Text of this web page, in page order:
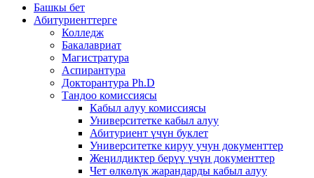
Башкы бет
Абитуриенттерге
Колледж
Бакалавриат
Магистратура
Аспирантура
Докторантура Ph.D
Тандоо комиссиясы
Кабыл алуу комиссиясы
Университетке кабыл алуу
Абитуриент үчүн буклет
Университетке кируу учун документтер
Жеңилдиктер берүү үчүн документтер
Чет өлкөлүк жарандарды кабыл алуу